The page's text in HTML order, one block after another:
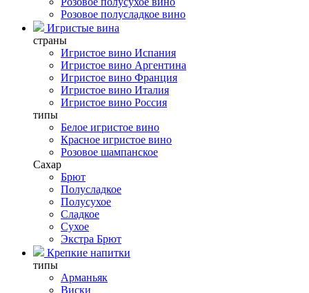
Розовое полусладкое вино
Игристые вина
страны
Игристое вино Испания
Игристое вино Аргентина
Игристое вино Франция
Игристое вино Италия
Игристое вино Россия
типы
Белое игристое вино
Красное игристое вино
Розовое шампанское
Сахар
Брют
Полусладкое
Полусухое
Сладкое
Сухое
Экстра Брют
Крепкие напитки
типы
Арманьяк
Виски